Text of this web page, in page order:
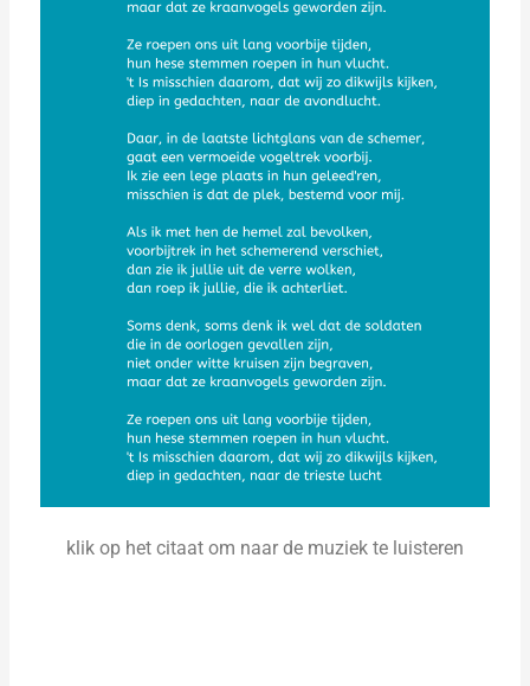
klik op het citaat om naar de muziek te luisteren